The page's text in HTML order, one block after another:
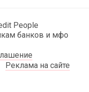
People
банков и мфо
Реклама на сайте